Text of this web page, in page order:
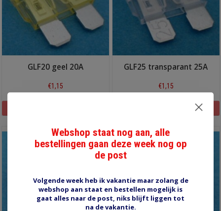
GLF20 geel 20A
€1,15
GLF25 transparant 25A
€1,15
Webshop staat nog aan, alle
bestellingen gaan deze week nog op
de post
Volgende week heb ik vakantie maar zolang de
webshop aan staat en bestellen mogelijk is
gaat alles naar de post, niks blijft liggen tot
na de vakantie.